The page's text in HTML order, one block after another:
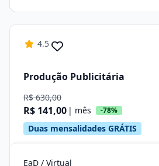
4.5
Produção Publicitária
R$ 630,00
R$ 141,00 | mês -78%
Duas mensalidades GRÁTIS
EaD / Virtual